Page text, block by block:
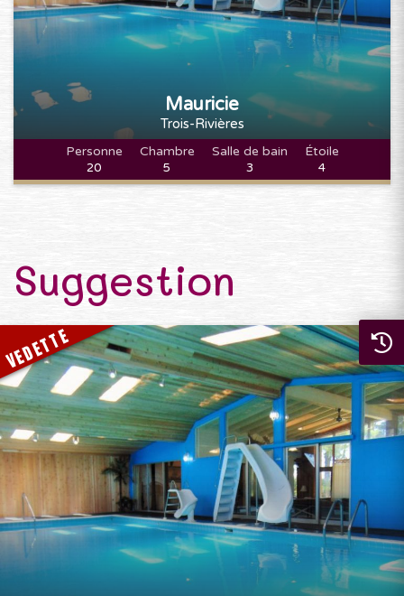
Mauricie
Trois-Rivières
Personne
20
Chambre
5
Salle de bain
3
Étoile
4
Suggestion
VEDETTE